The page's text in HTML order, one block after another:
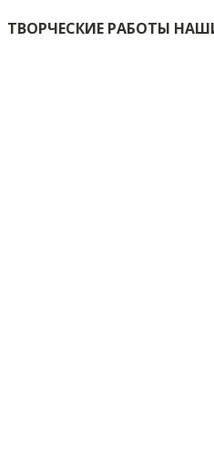
ТВОРЧЕСКИЕ РАБОТЫ